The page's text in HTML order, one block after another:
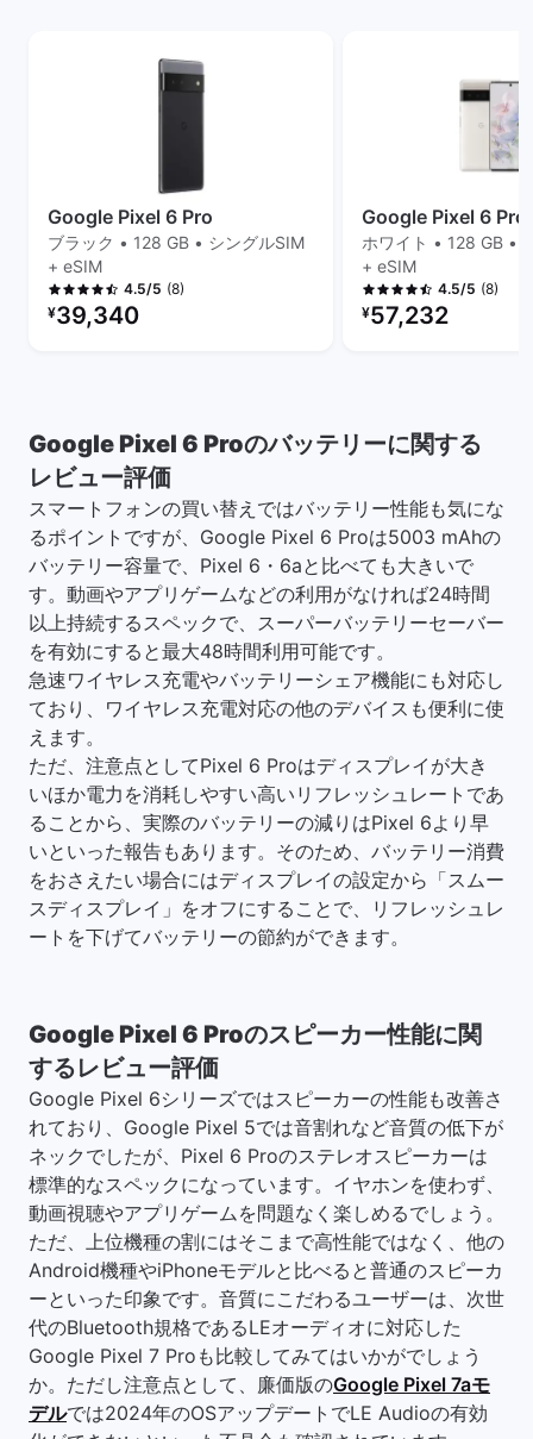
Google Pixel 6 Pro
ブラック • 128 GB • シングルSIM
+ eSIM
4.5/5 (8)
リファービッシュ品の価格：
¥39,340
Google Pixel 6 Pro
ホワイト • 128 GB •
+ eSIM
4.5/5 (8)
リファービッシュ品の
¥57,232
Google Pixel 6 Proのバッテリーに関する
レビュー評価
スマートフォンの買い替えではバッテリー性能も気にな
るポイントですが、Google Pixel 6 Proは5003 mAhの
バッテリー容量で、Pixel 6・6aと比べても大きいで
す。動画やアプリゲームなどの利用がなければ24時間
以上持続するスペックで、スーパーバッテリーセーバー
を有効にすると最大48時間利用可能です。
急速ワイヤレス充電やバッテリーシェア機能にも対応し
ており、ワイヤレス充電対応の他のデバイスも便利に使
えます。
ただ、注意点としてPixel 6 Proはディスプレイが大き
いほか電力を消耗しやすい高いリフレッシュレートであ
ることから、実際のバッテリーの減りはPixel 6より早
いといった報告もあります。そのため、バッテリー消費
をおさえたい場合にはディスプレイの設定から「スムー
スディスプレイ」をオフにすることで、リフレッシュレ
ートを下げてバッテリーの節約ができます。
Google Pixel 6 Proのスピーカー性能に関
するレビュー評価
Google Pixel 6シリーズではスピーカーの性能も改善さ
れており、Google Pixel 5では音割れなど音質の低下が
ネックでしたが、Pixel 6 Proのステレオスピーカーは
標準的なスペックになっています。イヤホンを使わず、
動画視聴やアプリゲームを問題なく楽しめるでしょう。
ただ、上位機種の割にはそこまで高性能ではなく、他の
Android機種やiPhoneモデルと比べると普通のスピーカ
ーといった印象です。音質にこだわるユーザーは、次世
代のBluetooth規格であるLEオーディオに対応した
Google Pixel 7 Proも比較してみてはいかがでしょう
か。ただし注意点として、廉価版のGoogle Pixel 7aモ
デルでは2024年のOSアップデートでLE Audioの有効